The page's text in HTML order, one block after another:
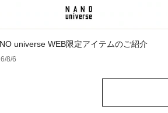
universe WEB限定アイテムのご紹介
8/6